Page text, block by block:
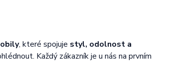
, které spojuje styl, odolnost a
Každý zákazník je u nás na prvním